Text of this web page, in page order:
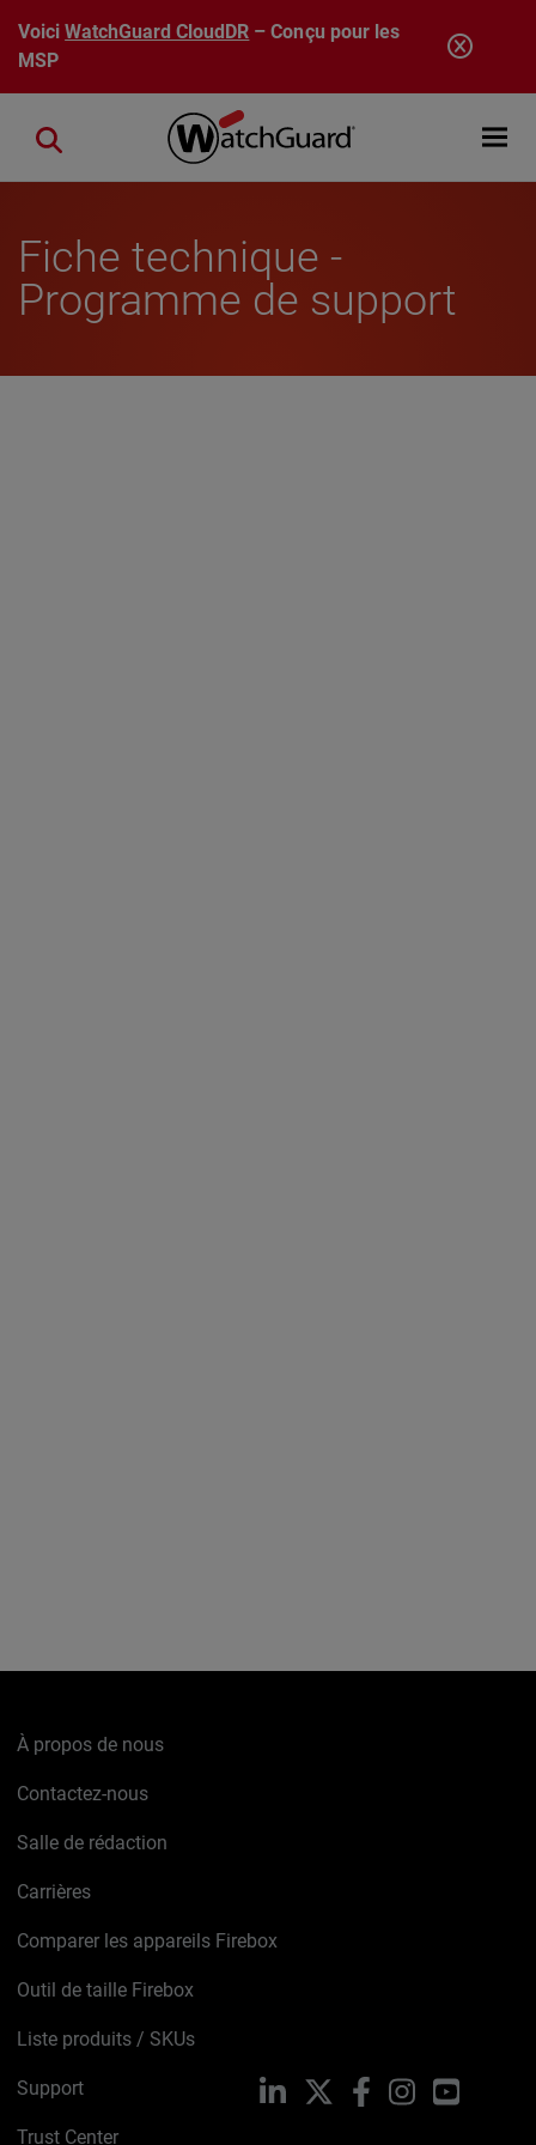
Aller au contenu principal
VoiciWatchGuard CloudDR – Conçu pour les
MSP
Open
Close search
Fiche technique -
Programme de support
À propos de nous
Contactez-nous
Salle de rédaction
Carrières
Comparer les appareils Firebox
Outil de taille Firebox
Liste produits / SKUs
Support
Trust Center
LinkedIn FacebookInstagramYouTube